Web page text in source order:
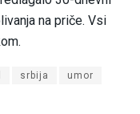
na priče. Vsi
srbija umor